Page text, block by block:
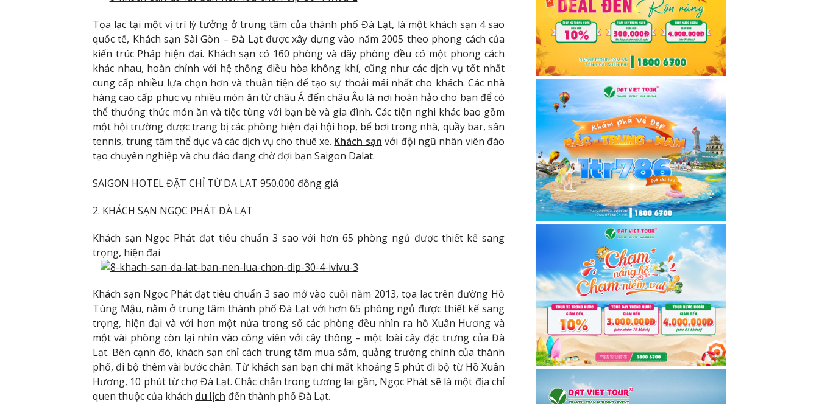
Tọa lạc tại một vị trí lý tưởng ở trung tâm của thành phố Đà Lạt, là một khách sạn 4 sao
quốc tế, Khách sạn Sài Gòn – Đà Lạt được xây dựng vào năm 2005 theo phong cách của
kiến ​​trúc Pháp hiện đại. Khách sạn có 160 phòng và dãy phòng đều có một phong cách
khác nhau, hoàn chỉnh với hệ thống điều hòa không khí, cũng như các dịch vụ tốt nhất
cung cấp nhiều lựa chọn hơn và thuận tiện để tạo sự thoải mái nhất cho khách. Các nhà
hàng cao cấp phục vụ nhiều món ăn từ châu Á đến châu Âu là nơi hoàn hảo cho bạn để có
thể thưởng thức món ăn và tiệc tùng với bạn bè và gia đình. Các tiện nghi khác bao gồm
một hội trường được trang bị các phòng hiện đại hội họp, bể bơi trong nhà, quầy bar, sân
tennis, trung tâm thể dục và các dịch vụ cho thuê xe. Khách sạn với đội ngũ nhân viên đào
tạo chuyên nghiệp và chu đáo đang chờ đợi bạn Saigon Dalat.
SAIGON HOTEL ĐẶT CHỈ TỪ DA LAT 950.000 đồng giá
2. KHÁCH SẠN NGỌC PHÁT ĐÀ LẠT
Khách sạn Ngọc Phát đạt tiêu chuẩn 3 sao với hơn 65 phòng ngủ được thiết kế sang
trọng, hiện đại
Khách sạn Ngọc Phát đạt tiêu chuẩn 3 sao mở vào cuối năm 2013, tọa lạc trên đường Hồ
Tùng Mậu, nằm ở trung tâm thành phố Đà Lạt với hơn 65 phòng ngủ được thiết kế sang
trọng, hiện đại và với hơn một nửa trong số các phòng đều nhìn ra hồ Xuân Hương và
một vài phòng còn lại nhìn vào công viên với cây thông – một loài cây đặc trưng của Đà
Lạt. Bên cạnh đó, khách sạn chỉ cách trung tâm mua sắm, quảng trường chính của thành
phố, đi bộ thêm vài bước chân. Từ khách sạn bạn chỉ mất khoảng 5 phút đi bộ từ Hồ Xuân
Hương, 10 phút từ chợ Đà Lạt. Chắc chắn trong tương lai gần, Ngọc Phát sẽ là một địa chỉ
quen thuộc của khách du lịch đến thành phố Đà Lạt.